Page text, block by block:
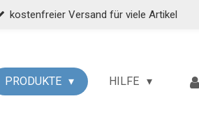
kostenfreier Versand für viele Artikel
PRODUKTE HILFE